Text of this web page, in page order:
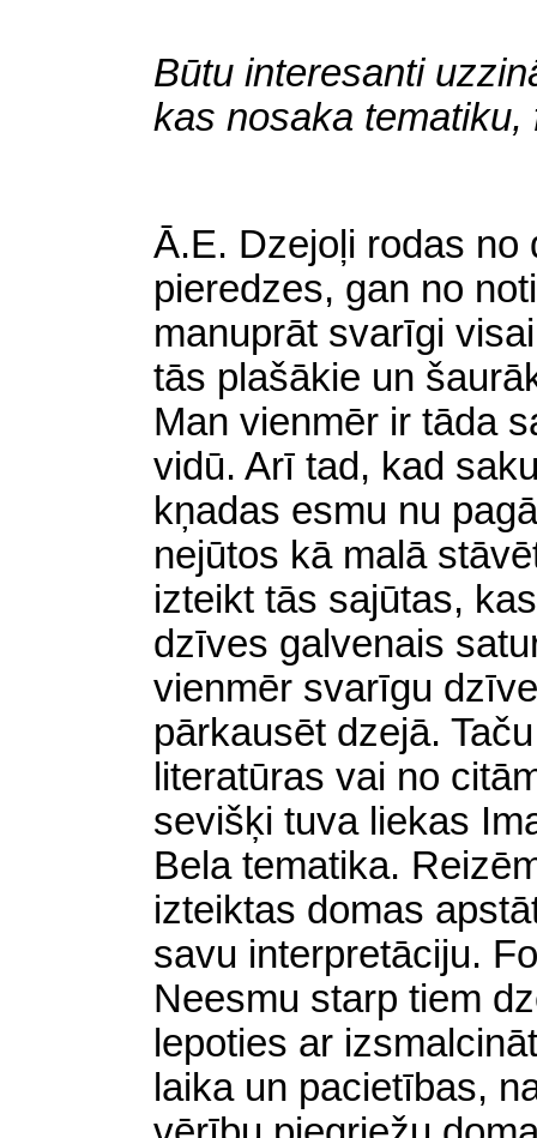
Būtu interesanti
kas nosaka tematiku,
Ā.E. Dzejoļi rodas
pieredzes, gan no
manuprāt svarīgi
tās plašākie un
Man vienmēr ir tāda
vidū. Arī tad, kad
kņadas esmu nu
nejūtos kā malā
izteikt tās sajūtas,
dzīves galvenais
vienmēr svarīgu
pārkausēt dzejā.
literatūras vai no
sevišķi tuva liekas
Bela tematika.
izteiktas domas
savu interpretāciju.
Neesmu starp tiem
lepoties ar
laika un pacietības,